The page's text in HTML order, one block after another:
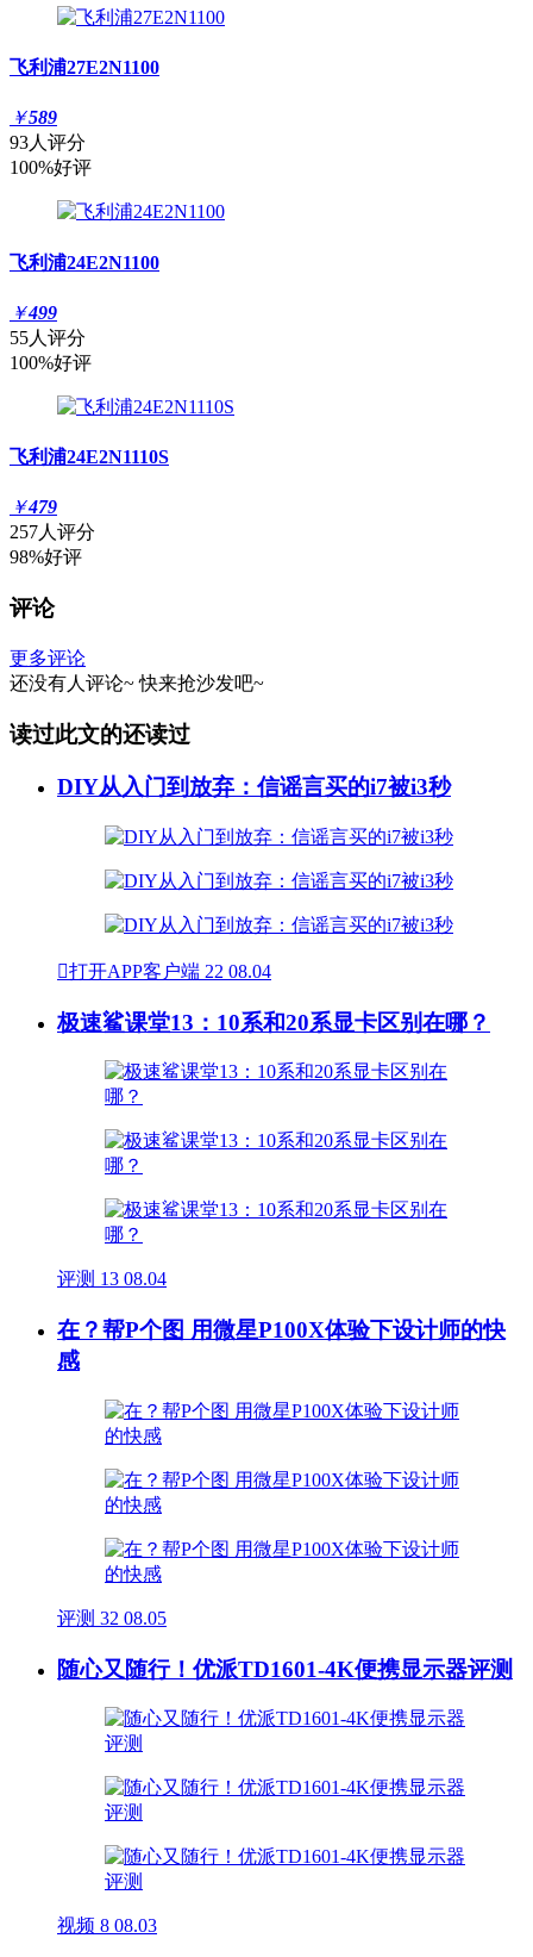
飞利浦27E2N1100
￥589
93人评分
100%好评
飞利浦24E2N1100
￥499
55人评分
100%好评
飞利浦24E2N1110S
￥479
257人评分
98%好评
评论
更多评论
还没有人评论~ 快来抢沙发吧~
读过此文的还读过
DIY从入门到放弃：信谣言买的i7被i3秒
打开APP客户端 22 08.04
极速鲨课堂13：10系和20系显卡区别在哪？
评测 13 08.04
在？帮P个图 用微星P100X体验下设计师的快
感
评测 32 08.05
随心又随行！优派TD1601-4K便携显示器评测
视频 8 08.03